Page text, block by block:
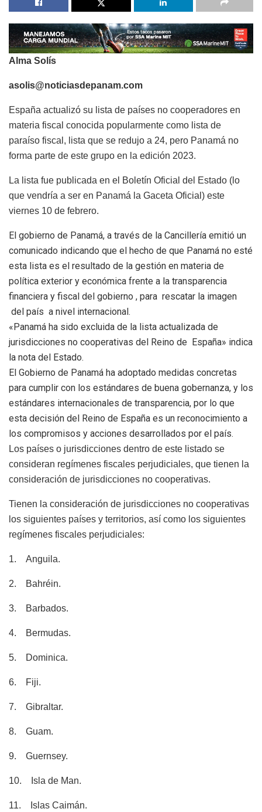
Alma Solís
asolis@noticiasdepanam.com
España actualizó su lista de países no cooperadores en
materia fiscal conocida popularmente como lista de
paraíso fiscal, lista que se redujo a 24, pero Panamá no
forma parte de este grupo en la edición 2023.
La lista fue publicada en el Boletín Oficial del Estado (lo
que vendría a ser en Panamá la Gaceta Oficial) este
viernes 10 de febrero.
El gobierno de Panamá, a través de la Cancillería emitió un
comunicado indicando que el hecho de que Panamá no esté
esta lista es el resultado de la gestión en materia de
política exterior y económica frente a la transparencia
financiera y fiscal del gobierno , para rescatar la imagen
del país a nivel internacional.
«Panamá ha sido excluida de la lista actualizada de
jurisdicciones no cooperativas del Reino de España» indica
la nota del Estado.
El Gobierno de Panamá ha adoptado medidas concretas
para cumplir con los estándares de buena gobernanza, y los
estándares internacionales de transparencia, por lo que
esta decisión del Reino de España es un reconocimiento a
los compromisos y acciones desarrollados por el país.
Los países o jurisdicciones dentro de este listado se
consideran regímenes fiscales perjudiciales, que tienen la
consideración de jurisdicciones no cooperativas.
Tienen la consideración de jurisdicciones no cooperativas
los siguientes países y territorios, así como los siguientes
regímenes fiscales perjudiciales:
1. Anguila.
2. Bahréin.
3. Barbados.
4. Bermudas.
5. Dominica.
6. Fiji.
7. Gibraltar.
8. Guam.
9. Guernsey.
10. Isla de Man.
11. Islas Caimán.